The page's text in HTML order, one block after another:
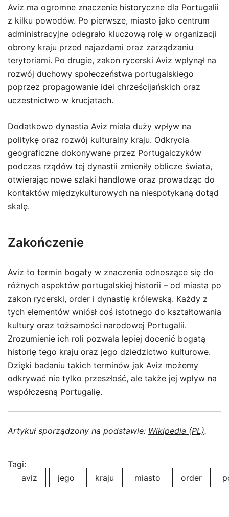
Aviz ma ogromne znaczenie historyczne dla Portugalii
z kilku powodów. Po pierwsze, miasto jako centrum
administracyjne odegrało kluczową rolę w organizacji
obrony kraju przed najazdami oraz zarządzaniu
terytoriami. Po drugie, zakon rycerski Aviz wpłynął na
rozwój duchowy społeczeństwa portugalskiego
poprzez propagowanie idei chrześcijańskich oraz
uczestnictwo w krucjatach.
Dodatkowo dynastia Aviz miała duży wpływ na
politykę oraz rozwój kulturalny kraju. Odkrycia
geograficzne dokonywane przez Portugalczyków
podczas rządów tej dynastii zmieniły oblicze świata,
otwierając nowe szlaki handlowe oraz prowadząc do
kontaktów międzykulturowych na niespotykaną dotąd
skalę.
Zakończenie
Aviz to termin bogaty w znaczenia odnoszące się do
różnych aspektów portugalskiej historii – od miasta po
zakon rycerski, order i dynastię królewską. Każdy z
tych elementów wniósł coś istotnego do kształtowania
kultury oraz tożsamości narodowej Portugalii.
Zrozumienie ich roli pozwala lepiej docenić bogatą
historię tego kraju oraz jego dziedzictwo kulturowe.
Dzięki badaniu takich terminów jak Aviz możemy
odkrywać nie tylko przeszłość, ale także jej wpływ na
współczesną Portugalię.
Artykuł sporządzony na podstawie: Wikipedia (PL).
Tagi:
aviz
jego kraju miasto order